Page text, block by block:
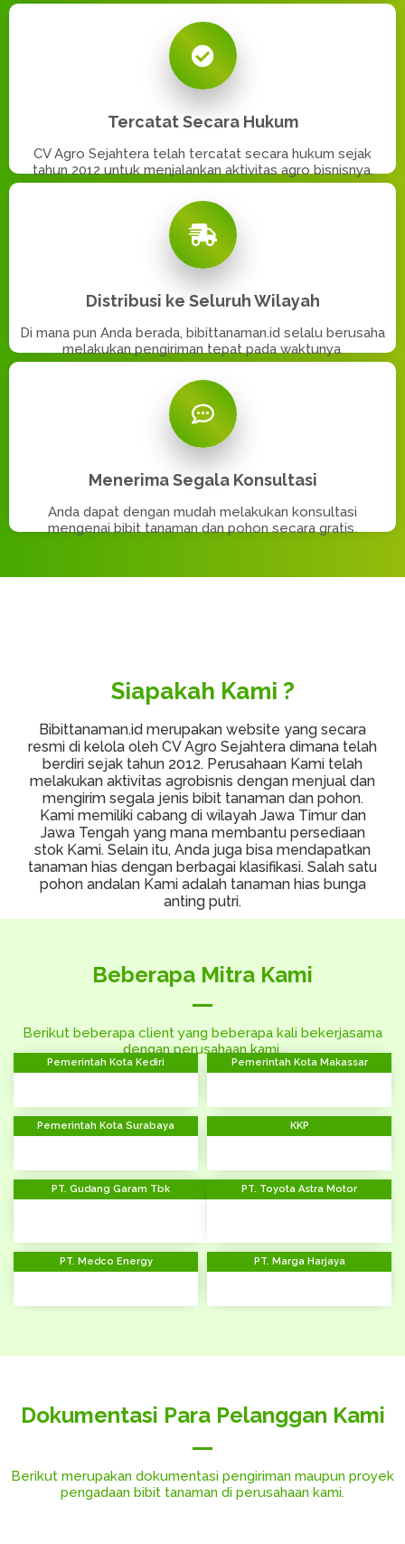
Tercatat Secara Hukum
CV Agro Sejahtera telah tercatat secara hukum sejak
tahun 2012 untuk menjalankan aktivitas agro bisnisnya.
Distribusi ke Seluruh Wilayah
Di mana pun Anda berada, bibittanaman.id selalu berusaha
melakukan pengiriman tepat pada waktunya.
Menerima Segala Konsultasi
Anda dapat dengan mudah melakukan konsultasi
mengenai bibit tanaman dan pohon secara gratis.
Siapakah Kami ?
Bibittanaman.id merupakan website yang secara
resmi di kelola oleh CV Agro Sejahtera dimana telah
berdiri sejak tahun 2012. Perusahaan Kami telah
melakukan aktivitas agrobisnis dengan menjual dan
mengirim segala jenis bibit tanaman dan pohon.
Kami memiliki cabang di wilayah Jawa Timur dan
Jawa Tengah yang mana membantu persediaan
stok Kami. Selain itu, Anda juga bisa mendapatkan
tanaman hias dengan berbagai klasifikasi. Salah satu
pohon andalan Kami adalah tanaman hias bunga
anting putri.
Beberapa Mitra Kami
Berikut beberapa client yang beberapa kali bekerjasama
dengan perusahaan kami.
Pemerintah Kota Kediri Pemerintah Kota Makassar
Pemerintah Kota Surabaya KKP
PT. Gudang Garam Tbk PT. Toyota Astra Motor
PT. Medco Energy PT. Marga Harjaya
Dokumentasi Para Pelanggan Kami
Berikut merupakan dokumentasi pengiriman maupun proyek
pengadaan bibit tanaman di perusahaan kami.